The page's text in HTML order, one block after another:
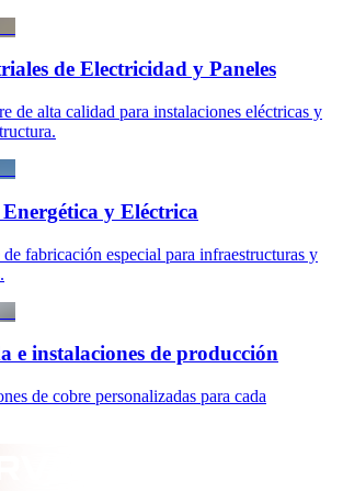
de Electricidad y Paneles
de alta calidad para instalaciones eléctricas y
y Eléctrica
fabricación especial para infraestructuras y
e instalaciones de producción
de cobre personalizadas para cada